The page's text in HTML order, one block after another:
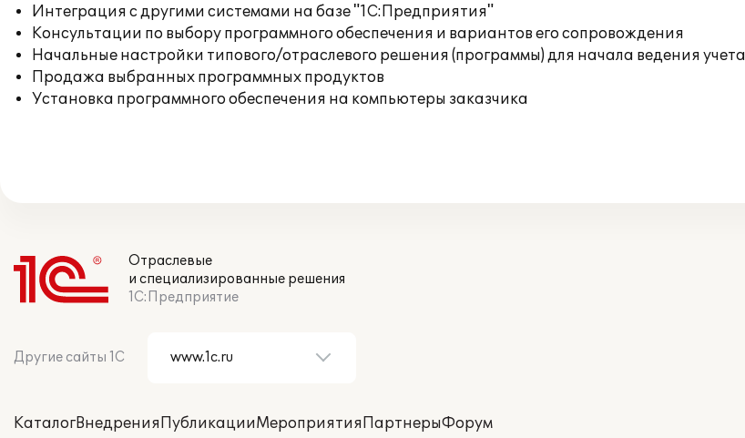
Интеграция с другими системами на базе "1С:Предприятия"
Консультации по выбору программного обеспечения и вариантов его сопровождения
Начальные настройки типового/отраслевого решения (программы) для начала ведения учета
Продажа выбранных программных продуктов
Установка программного обеспечения на компьютеры заказчика
Отраслевые
и специализированные решения
1С:Предприятие
Другие сайты 1С
КаталогВнедренияПубликацииМероприятияПартнерыФорум